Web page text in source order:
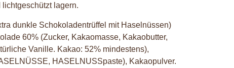
lagern.
dunkle Schokoladentrüffel mit Haselnüssen)
60% (Zucker, Kakaomasse, Kakaobutter,
Vanille. Kakao: 52% mindestens),
HASELNUSSpaste), Kakaopulver.